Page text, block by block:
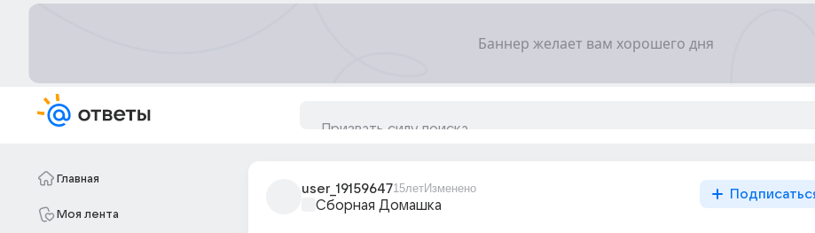
Главная
Моя лента
user_1915964715летИзменено
Сборная Домашка